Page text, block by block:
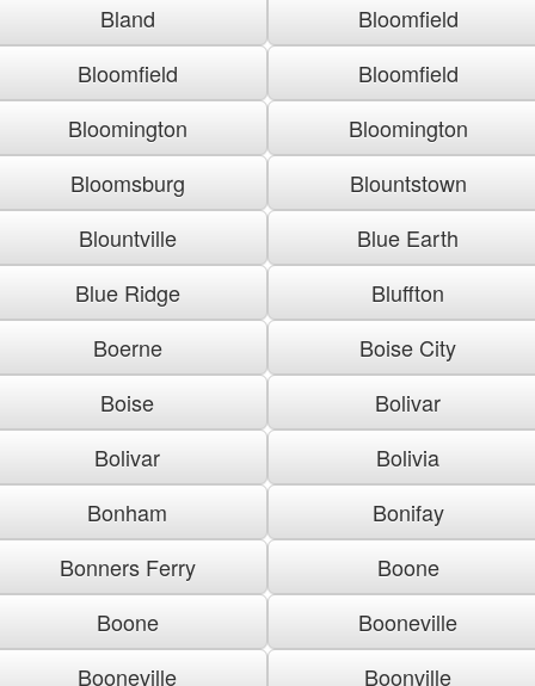
Bland
Bloomfield
Bloomfield
Bloomfield
Bloomington
Bloomington
Bloomsburg
Blountstown
Blountville
Blue Earth
Blue Ridge
Bluffton
Boerne
Boise City
Boise
Bolivar
Bolivar
Bolivia
Bonham
Bonifay
Bonners Ferry
Boone
Boone
Booneville
Booneville
Boonville